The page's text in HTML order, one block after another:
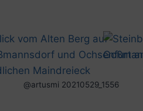
@artusmi 20210529_1556